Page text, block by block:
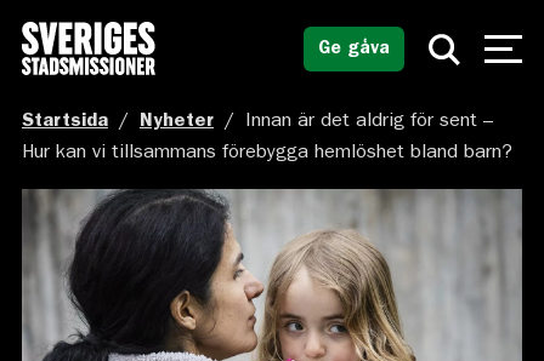
Ge gåva
Startsida / Nyheter /
Innan är det aldrig för sent –
Hur kan vi tillsammans förebygga hemlöshet bland barn?